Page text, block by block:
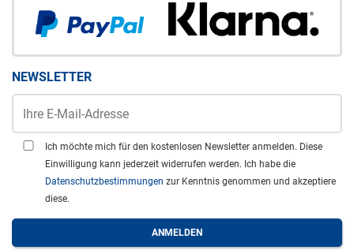
NEWSLETTER
Ich möchte mich für den kostenlosen Newsletter anmelden. Diese
Einwilligung kann jederzeit widerrufen werden. Ich habe die
Datenschutzbestimmungen zur Kenntnis genommen und akzeptiere
diese.